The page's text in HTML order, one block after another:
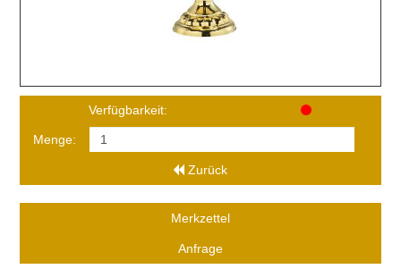
Verfügbarkeit:
Menge:
Zurück
Merkzettel
Anfrage